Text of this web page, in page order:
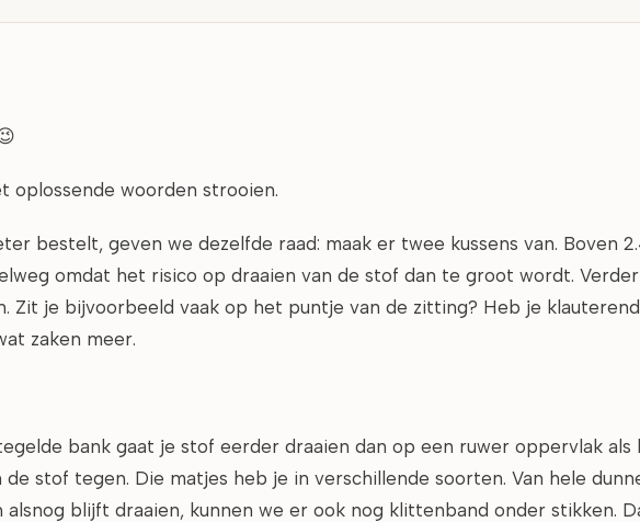
oplossende woorden strooien.
bestelt, geven we dezelfde raad: maak er twee kussens van. Boven
omdat het risico op draaien van de stof dan te groot wordt.
Zit je bijvoorbeeld vaak op het puntje van de zitting? Heb je
zaken meer.
bank gaat je stof eerder draaien dan op een ruwer oppervlak als
stof tegen. Die matjes heb je in verschillende soorten. Van hele
blijft draaien, kunnen we er ook nog klittenband onder stikken.